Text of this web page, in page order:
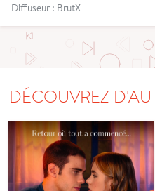
Diffuseur : BrutX
DÉCOUVREZ